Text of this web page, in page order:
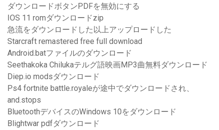
ダウンロードボタンPDFを無効にする
IOS 11 romダウンロードzip
急流をダウンロードした以上アップロードした
Starcraft remastered free full download
Android.batファイルのダウンロード
Seethakoka Chilukaテルグ語映画MP3曲無料ダウンロード
Diep.io modsダウンロード
Ps4 fortnite battle.royaleが途中でダウンロードされ、
and.stops
BluetoothデバイスのWindows 10をダウンロード
Blightwar pdfダウンロード